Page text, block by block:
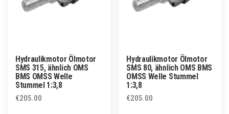
Hydraulikmotor Ölmotor
SMS 315, ähnlich OMS
BMS OMSS Welle
Stummel 1:3,8
€205.00
Hydraulikmotor Ölmotor
SMS 80, ähnlich OMS BMS
OMSS Welle Stummel
1:3,8
€205.00